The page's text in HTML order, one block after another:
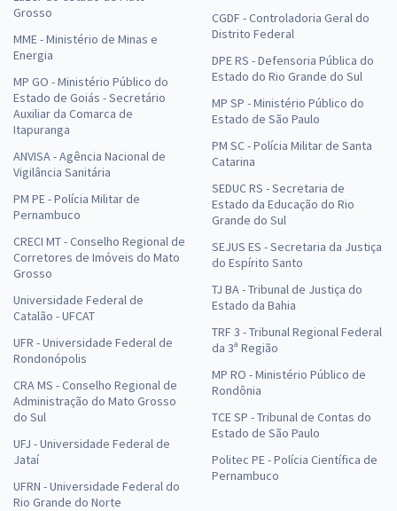
Grosso
MME - Ministério de Minas e
Energia
MP GO - Ministério Público do
Estado de Goiás - Secretário
Auxiliar da Comarca de
Itapuranga
ANVISA - Agência Nacional de
Vigilância Sanitária
PM PE - Polícia Militar de
Pernambuco
CRECI MT - Conselho Regional de
Corretores de Imóveis do Mato
Grosso
Universidade Federal de
Catalão - UFCAT
UFR - Universidade Federal de
Rondonópolis
CRA MS - Conselho Regional de
Administração do Mato Grosso
do Sul
UFJ - Universidade Federal de
Jataí
UFRN - Universidade Federal do
Rio Grande do Norte
CGDF - Controladoria Geral do
Distrito Federal
DPE RS - Defensoria Pública do
Estado do Rio Grande do Sul
MP SP - Ministério Público do
Estado de São Paulo
PM SC - Polícia Militar de Santa
Catarina
SEDUC RS - Secretaria de
Estado da Educação do Rio
Grande do Sul
SEJUS ES - Secretaria da Justiça
do Espírito Santo
TJ BA - Tribunal de Justiça do
Estado da Bahia
TRF 3 - Tribunal Regional Federal
da 3ª Região
MP RO - Ministério Público de
Rondônia
TCE SP - Tribunal de Contas do
Estado de São Paulo
Politec PE - Polícia Científica de
Pernambuco